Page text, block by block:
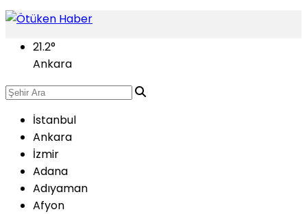
21.2°
Ankara
İstanbul
Ankara
İzmir
Adana
Adıyaman
Afyon